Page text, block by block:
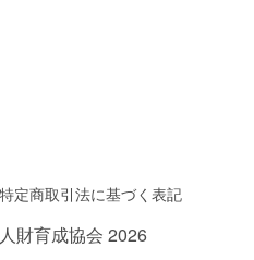
特定商取引法に基づく表記
財育成協会 2026